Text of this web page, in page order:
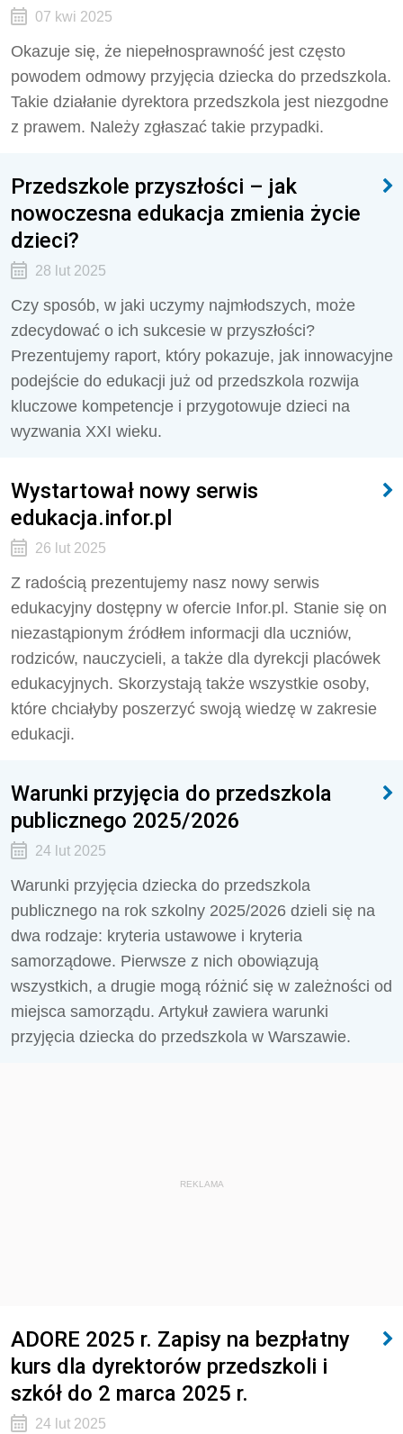
07 kwi 2025
Okazuje się, że niepełnosprawność jest często
powodem odmowy przyjęcia dziecka do przedszkola.
Takie działanie dyrektora przedszkola jest niezgodne
z prawem. Należy zgłaszać takie przypadki.
Przedszkole przyszłości – jak
nowoczesna edukacja zmienia życie
dzieci?
28 lut 2025
Czy sposób, w jaki uczymy najmłodszych, może
zdecydować o ich sukcesie w przyszłości?
Prezentujemy raport, który pokazuje, jak innowacyjne
podejście do edukacji już od przedszkola rozwija
kluczowe kompetencje i przygotowuje dzieci na
wyzwania XXI wieku.
Wystartował nowy serwis
edukacja.infor.pl
26 lut 2025
Z radością prezentujemy nasz nowy serwis
edukacyjny dostępny w ofercie Infor.pl. Stanie się on
niezastąpionym źródłem informacji dla uczniów,
rodziców, nauczycieli, a także dla dyrekcji placówek
edukacyjnych. Skorzystają także wszystkie osoby,
które chciałyby poszerzyć swoją wiedzę w zakresie
edukacji.
Warunki przyjęcia do przedszkola
publicznego 2025/2026
24 lut 2025
Warunki przyjęcia dziecka do przedszkola
publicznego na rok szkolny 2025/2026 dzieli się na
dwa rodzaje: kryteria ustawowe i kryteria
samorządowe. Pierwsze z nich obowiązują
wszystkich, a drugie mogą różnić się w zależności od
miejsca samorządu. Artykuł zawiera warunki
przyjęcia dziecka do przedszkola w Warszawie.
REKLAMA
ADORE 2025 r. Zapisy na bezpłatny
kurs dla dyrektorów przedszkoli i
szkół do 2 marca 2025 r.
24 lut 2025